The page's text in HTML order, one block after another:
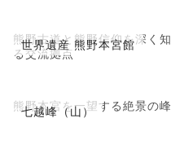
世界遺産 熊野本宮館
熊野古道と熊野信仰を深く知
る交流拠点
七越峰（山）
熊野本宮を一望する絶景の峰